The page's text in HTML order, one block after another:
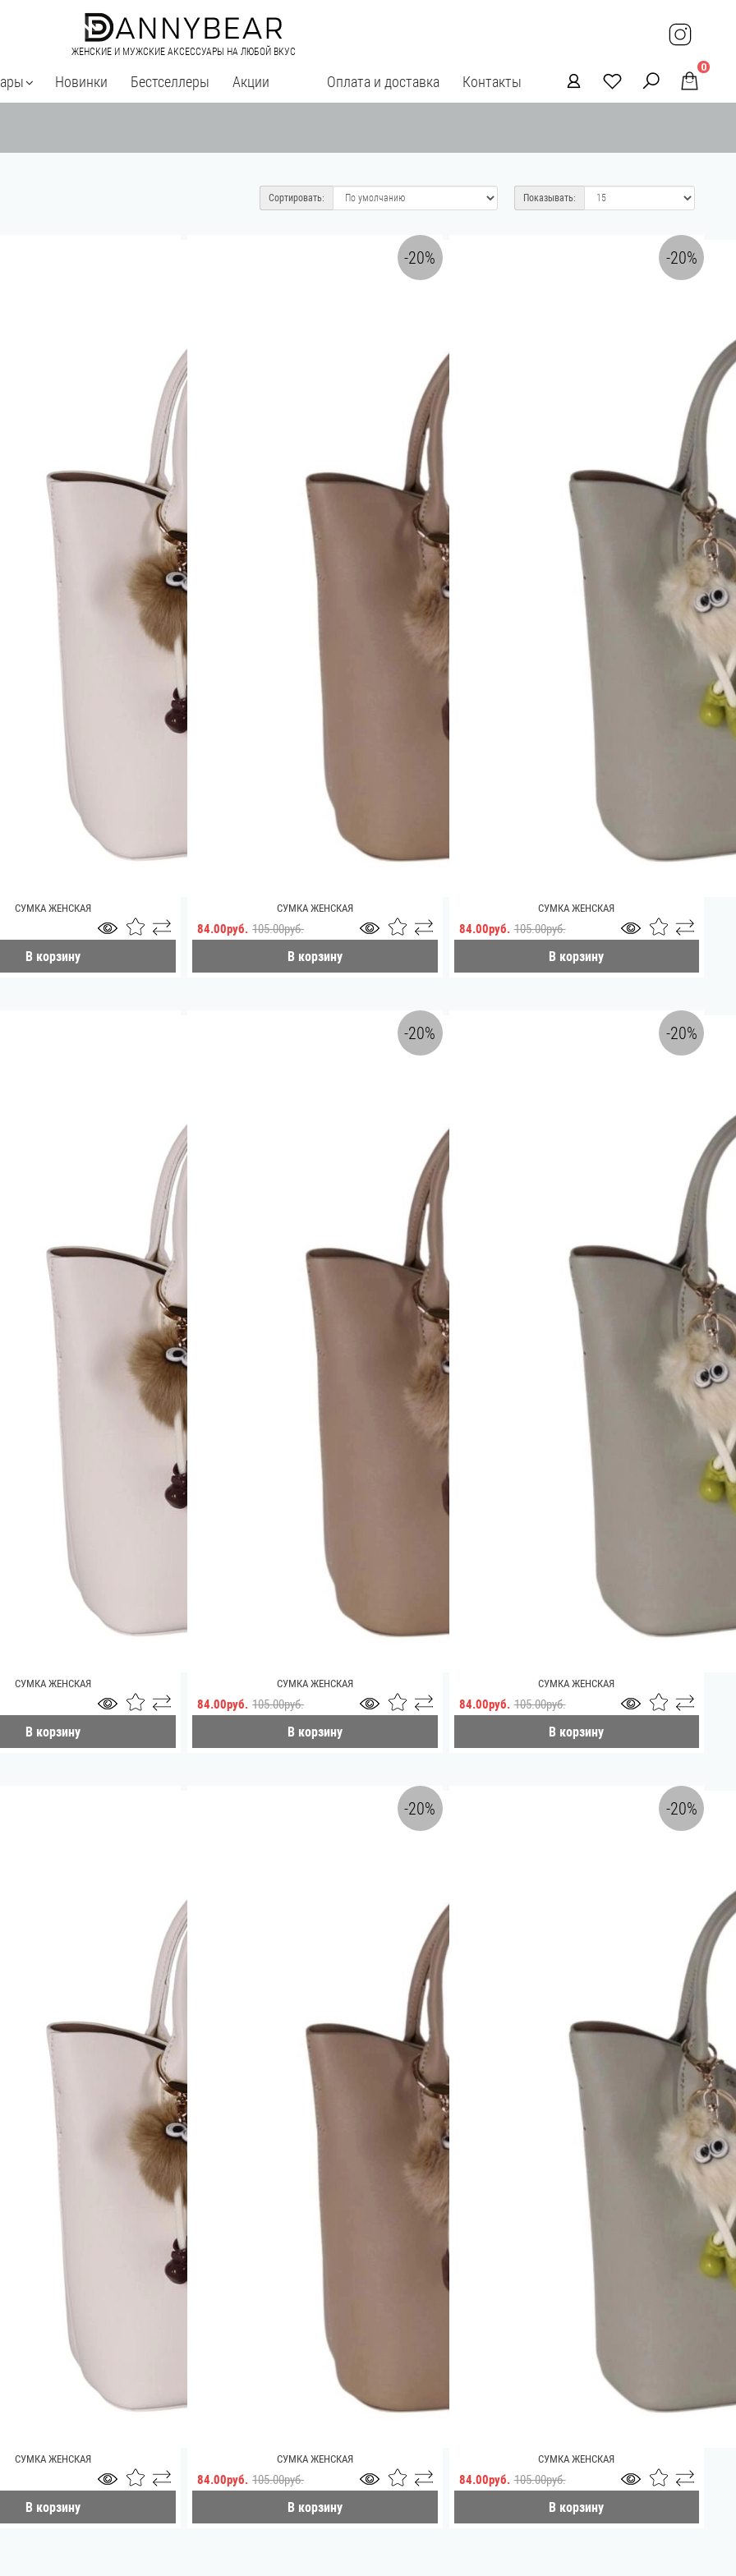
ЖЕНСКИЕ И МУЖСКИЕ АКСЕССУАРЫ НА ЛЮБОЙ ВКУС
Новинки Бестселлеры Акции Оплата и доставка Контакты
0
Сортировать: Показывать:
СУМКА ЖЕНСКАЯ
В корзину
-20%
СУМКА ЖЕНСКАЯ
84.00руб. 105.00руб.
В корзину
-20%
СУМКА ЖЕНСКАЯ
84.00руб. 105.00руб.
В корзину
СУМКА ЖЕНСКАЯ
В корзину
-20%
СУМКА ЖЕНСКАЯ
84.00руб. 105.00руб.
В корзину
-20%
СУМКА ЖЕНСКАЯ
84.00руб. 105.00руб.
В корзину
СУМКА ЖЕНСКАЯ
В корзину
-20%
СУМКА ЖЕНСКАЯ
84.00руб. 105.00руб.
В корзину
-20%
СУМКА ЖЕНСКАЯ
84.00руб. 105.00руб.
В корзину